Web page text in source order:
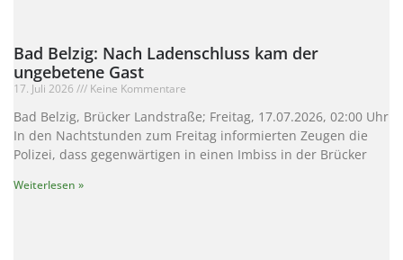
Bad Belzig: Nach Ladenschluss kam der
ungebetene Gast
17. Juli 2026 Keine Kommentare
Bad Belzig, Brücker Landstraße; Freitag, 17.07.2026, 02:00 Uhr
In den Nachtstunden zum Freitag informierten Zeugen die
Polizei, dass gegenwärtigen in einen Imbiss in der Brücker
Weiterlesen »